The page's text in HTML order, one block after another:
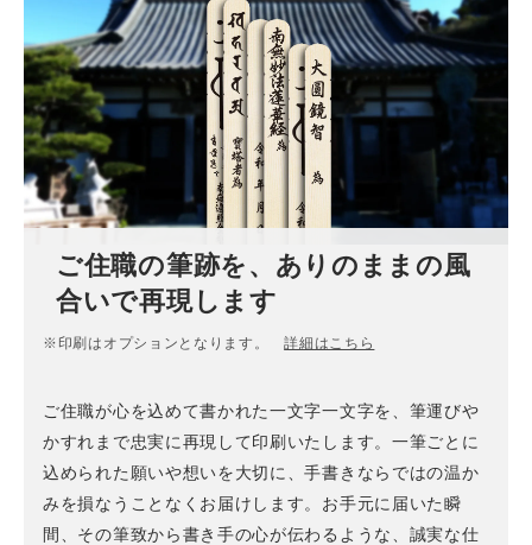
ご住職の筆跡を、ありのままの風
合いで再現します
※印刷はオプションとなります。詳細はこちら
ご住職が心を込めて書かれた一文字一文字を、筆運びや
かすれまで忠実に再現して印刷いたします。一筆ごとに
込められた願いや想いを大切に、手書きならではの温か
みを損なうことなくお届けします。お手元に届いた瞬
間、その筆致から書き手の心が伝わるような、誠実な仕